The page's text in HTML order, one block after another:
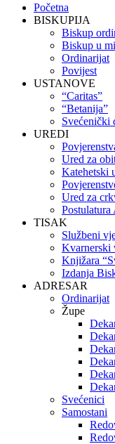
Primary
Menu
Skip
Početna
BISKUPIJA
Biskup
Biskup u
Ordinarijat
Povijest
USTANOVE
“Caritas”
“Betanija”
Svećenički
UREDI
Ured za
Katehetski
Ured za
TISAK
Službeni
Kvarnerski
Knjižara
Izdanja
ADRESAR
Ordinarijat
Župe
Svećenici
Samostani